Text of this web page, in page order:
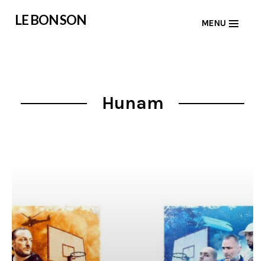
LE BON SON MENU
Hunam